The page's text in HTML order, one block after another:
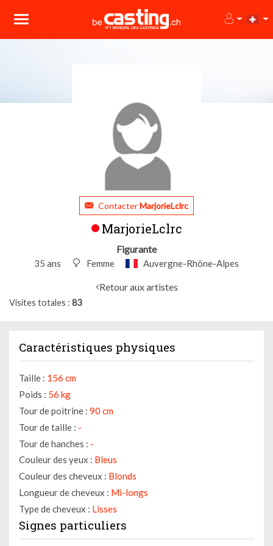
ContacterMarjorieLclrc
MarjorieLclrc
Figurante
35 ans Femme Auvergne-Rhône-Alpes
Retour aux artistes
Visites totales 83
Caractéristiques physiques
Taille : 156 cm
Poids : 56 kg
Tour de poitrine : 90 cm
Tour de taille : -
Tour de hanches : -
Couleur des yeux : Bleus
Couleur des cheveux : Blonds
Longueur de cheveux : Mi-longs
Type de cheveux : Lisses
Signes particuliers